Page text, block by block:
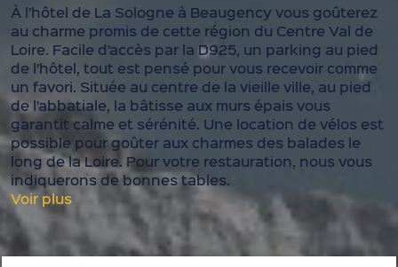
À l’hôtel de La Sologne à Beaugency vous goûterez
au charme promis de cette région du Centre Val de
Loire. Facile d’accès par la D925, un parking au pied
de l’hôtel, tout est pensé pour vous recevoir comme
un favori. Située au centre de la vieille ville, au pied
de l’abbatiale, la bâtisse aux murs épais vous
garantit calme et sérénité. Une location de vélos est
possible pour goûter aux charmes des balades le
long de la Loire. Pour votre restauration, nous vous
indiquerons de bonnes tables.
Voir plus